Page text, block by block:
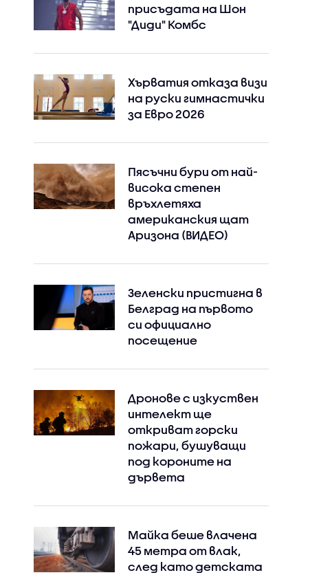
присъдата на Шон
"Диди" Комбс
Хърватия отказа визи
на руски гимнастички
за Евро 2026
Пясъчни бури от най-
висока степен
връхлетяха
американския щат
Аризона (ВИДЕО)
Зеленски пристигна в
Белград на първото
си официално
посещение
Дронове с изкуствен
интелект ще
откриват горски
пожари, бушуващи
под короните на
дървета
Майка беше влачена
45 метра от влак,
след като детската